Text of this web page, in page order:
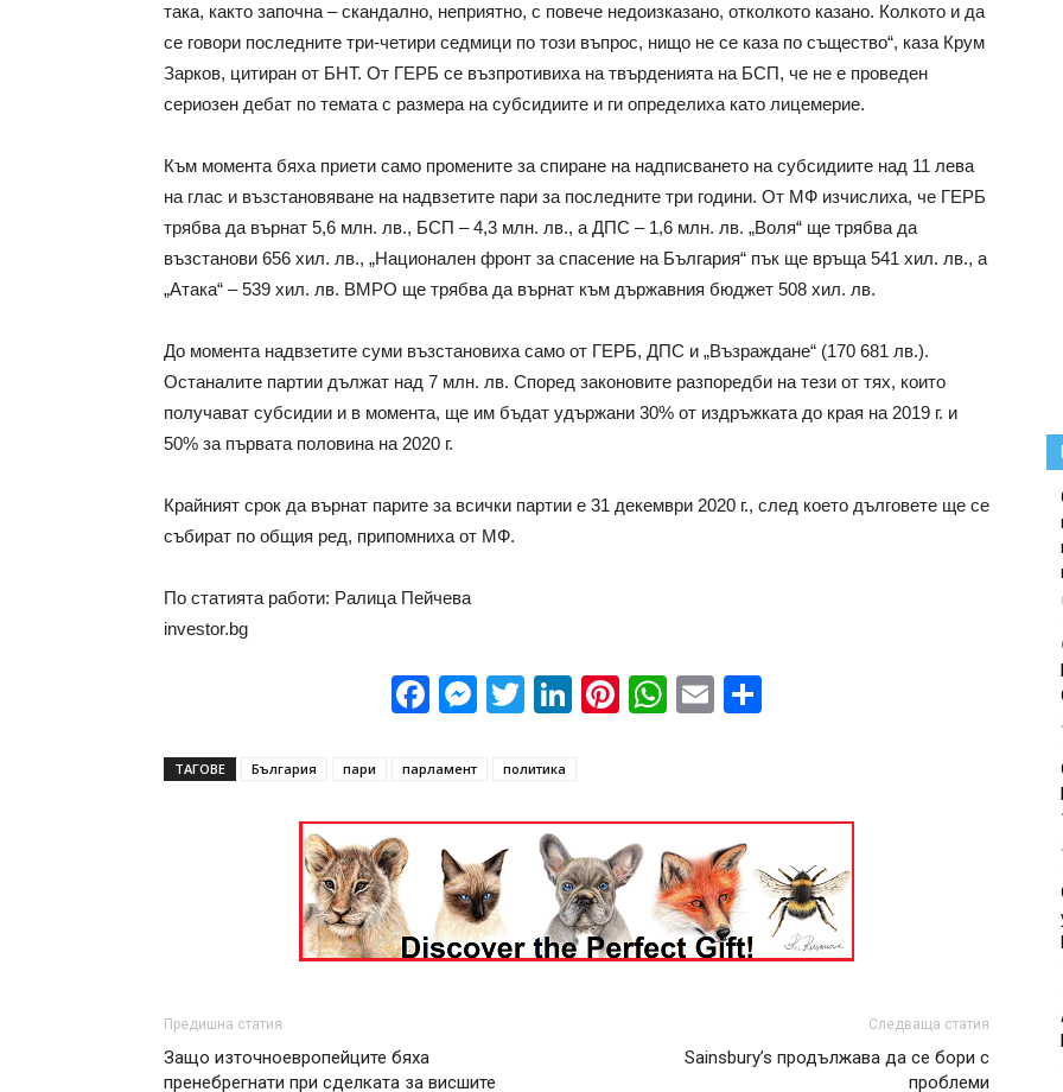
така, както започна – скандално, неприятно, с повече недоизказано, отколкото казано. Колкото и да
се говори последните три-четири седмици по този въпрос, нищо не се каза по същество“, каза Крум
Зарков, цитиран от БНТ. От ГЕРБ се възпротивиха на твърденията на БСП, че не е проведен
сериозен дебат по темата с размера на субсидиите и ги определиха като лицемерие.
Към момента бяха приети само промените за спиране на надписването на субсидиите над 11 лева
на глас и възстановяване на надвзетите пари за последните три години. От МФ изчислиха, че ГЕРБ
трябва да върнат 5,6 млн. лв., БСП – 4,3 млн. лв., а ДПС – 1,6 млн. лв. „Воля“ ще трябва да
възстанови 656 хил. лв., „Национален фронт за спасение на България“ пък ще връща 541 хил. лв., а
„Атака“ – 539 хил. лв. ВМРО ще трябва да върнат към държавния бюджет 508 хил. лв.
До момента надвзетите суми възстановиха само от ГЕРБ, ДПС и „Възраждане“ (170 681 лв.).
Останалите партии дължат над 7 млн. лв. Според законовите разпоредби на тези от тях, които
получават субсидии и в момента, ще им бъдат удържани 30% от издръжката до края на 2019 г. и
50% за първата половина на 2020 г.
Крайният срок да върнат парите за всички партии е 31 декември 2020 г., след което дълговете ще се
събират по общия ред, припомниха от МФ.
По статията работи: Ралица Пейчева
investor.bg
Facebook
Messenger
Twitter
LinkedIn
Pinterest
WhatsApp
Email
ТАГОВЕ България пари парламент политика
Предишна статия
Защо източноевропейците бяха
пренебрегнати при сделката за висшите
Следваща статия
Sainsbury’s продължава да се бори с
проблеми